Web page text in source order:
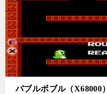
バブルボブル（X68000）